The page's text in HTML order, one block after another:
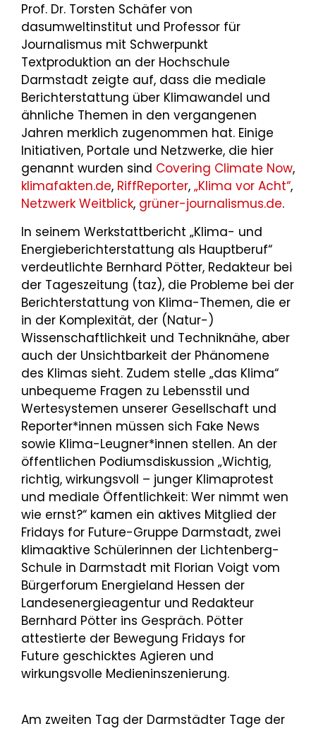
Prof. Dr. Torsten Schäfer von
dasumweltinstitut und Professor für
Journalismus mit Schwerpunkt
Textproduktion an der Hochschule
Darmstadt zeigte auf, dass die mediale
Berichterstattung über Klimawandel und
ähnliche Themen in den vergangenen
Jahren merklich zugenommen hat. Einige
Initiativen, Portale und Netzwerke, die hier
genannt wurden sind Covering Climate Now,
klimafakten.de, RiffReporter, „Klima vor Acht“,
Netzwerk Weitblick, grüner-journalismus.de.
In seinem Werkstattbericht „Klima- und
Energieberichterstattung als Hauptberuf“
verdeutlichte Bernhard Pötter, Redakteur bei
der Tageszeitung (taz), die Probleme bei der
Berichterstattung von Klima-Themen, die er
in der Komplexität, der (Natur-)
Wissenschaftlichkeit und Techniknähe, aber
auch der Unsichtbarkeit der Phänomene
des Klimas sieht. Zudem stelle „das Klima“
unbequeme Fragen zu Lebensstil und
Wertesystemen unserer Gesellschaft und
Reporter*innen müssen sich Fake News
sowie Klima-Leugner*innen stellen. An der
öffentlichen Podiumsdiskussion „Wichtig,
richtig, wirkungsvoll – junger Klimaprotest
und mediale Öffentlichkeit: Wer nimmt wen
wie ernst?“ kamen ein aktives Mitglied der
Fridays for Future-Gruppe Darmstadt, zwei
klimaaktive Schülerinnen der Lichtenberg-
Schule in Darmstadt mit Florian Voigt vom
Bürgerforum Energieland Hessen der
Landesenergieagentur und Redakteur
Bernhard Pötter ins Gespräch. Pötter
attestierte der Bewegung Fridays for
Future geschicktes Agieren und
wirkungsvolle Medieninszenierung.
Am zweiten Tag der Darmstädter Tage der